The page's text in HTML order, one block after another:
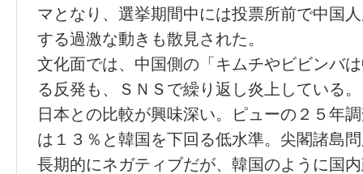
マとなり、選挙期間中には投票所前で中国
する過激な動きも散見された。
文化面では、中国側の「キムチやビビンバ
る反発も、ＳＮＳで繰り返し炎上している。
日本との比較が興味深い。ピューの２５年
は１３％と韓国を下回る低水準。尖閣諸島
長期的にネガティブだが、韓国のように国